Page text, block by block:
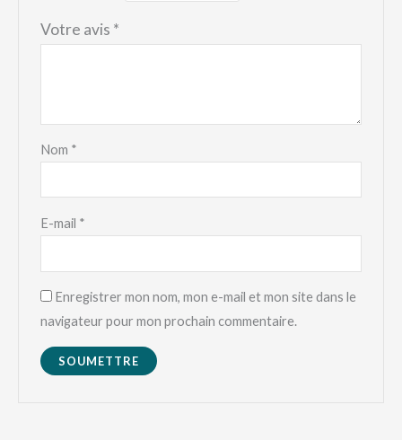
Votre avis *
Nom *
E-mail *
Enregistrer mon nom, mon e-mail et mon site dans le
navigateur pour mon prochain commentaire.